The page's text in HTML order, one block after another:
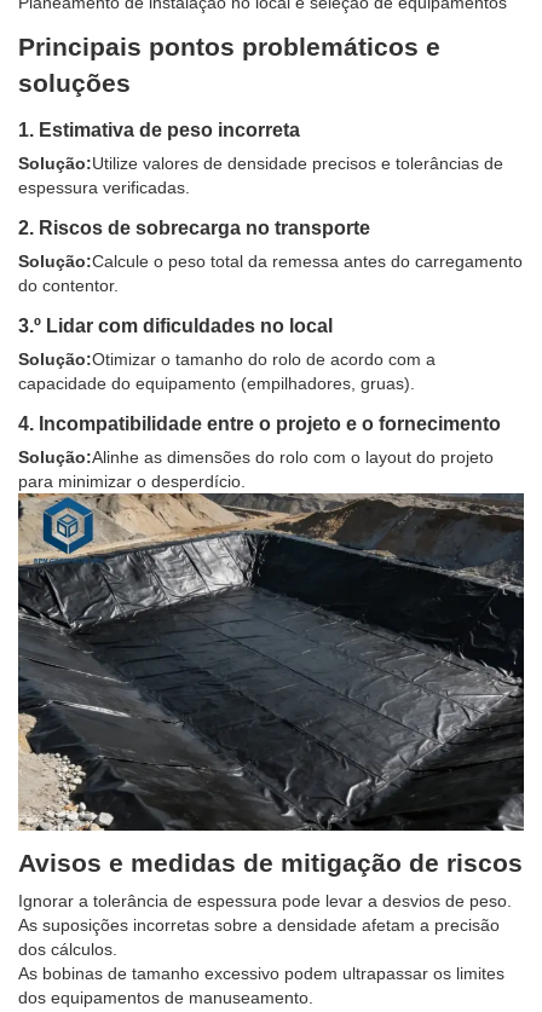
Principais pontos problemáticos e
soluções
1. Estimativa de peso incorreta
Solução:Utilize valores de densidade precisos e tolerâncias de
espessura verificadas.
2. Riscos de sobrecarga no transporte
Solução:Calcule o peso total da remessa antes do carregamento
do contentor.
3.º Lidar com dificuldades no local
Solução:Otimizar o tamanho do rolo de acordo com a
capacidade do equipamento (empilhadores, gruas).
4. Incompatibilidade entre o projeto e o fornecimento
Solução:Alinhe as dimensões do rolo com o layout do projeto
para minimizar o desperdício.
Avisos e medidas de mitigação de riscos
Ignorar a tolerância de espessura pode levar a desvios de peso.
As suposições incorretas sobre a densidade afetam a precisão
dos cálculos.
As bobinas de tamanho excessivo podem ultrapassar os limites
dos equipamentos de manuseamento.